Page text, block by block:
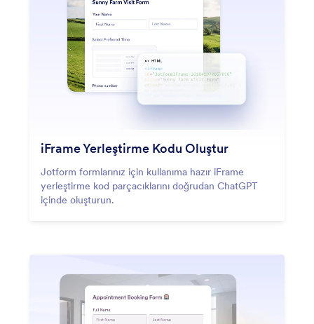
iFrame Yerleştirme Kodu Oluştur
Jotform formlarınız için kullanıma hazır iFrame
yerleştirme kod parçacıklarını doğrudan ChatGPT
içinde oluşturun.